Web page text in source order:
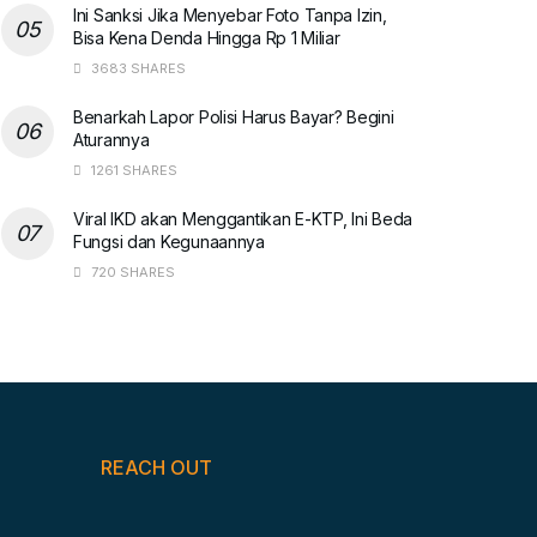
Ini Sanksi Jika Menyebar Foto Tanpa Izin,
Bisa Kena Denda Hingga Rp 1 Miliar
3683 SHARES
Benarkah Lapor Polisi Harus Bayar? Begini
Aturannya
1261 SHARES
Viral IKD akan Menggantikan E-KTP, Ini Beda
Fungsi dan Kegunaannya
720 SHARES
REACH OUT